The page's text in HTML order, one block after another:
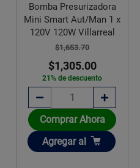
Bomba Presurizadora
Mini Smart Aut/Man 1 x
120V 120W Villarreal
$1,653.70
$1,305.00
21% de descuento
Comprar Ahora
Añadir
Agregar al